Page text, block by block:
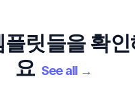
플릿들을 확
요 See all →